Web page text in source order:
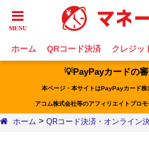
ホーム QRコード決済 クレジッ
💡PayPayカードの
本ページ・本サイトはPayPayカード株
アコム株式会社等のアフィリエイトプロモ
ホーム > QRコード決済・オンライン